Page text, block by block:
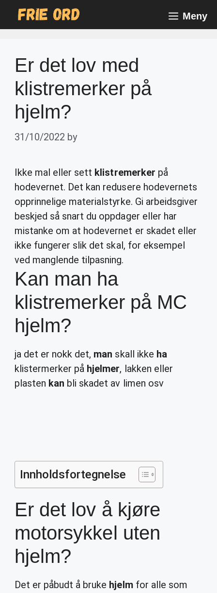
Meny
Er det lov med
klistremerker på
hjelm?
31/10/2022 by
Ikke mal eller sett klistremerker på
hodevernet. Det kan redusere hodevernets
opprinnelige materialstyrke. Gi arbeidsgiver
beskjed så snart du oppdager eller har
mistanke om at hodevernet er skadet eller
ikke fungerer slik det skal, for eksempel
ved manglende tilpasning.
Kan man ha
klistremerker på MC
hjelm?
ja det er nokk det, man skall ikke ha
klistermerker på hjelmer, lakken eller
plasten kan bli skadet av limen osv
Innholdsfortegnelse
Er det lov å kjøre
motorsykkel uten
hjelm?
Det er påbudt å bruke hjelmfor alle som